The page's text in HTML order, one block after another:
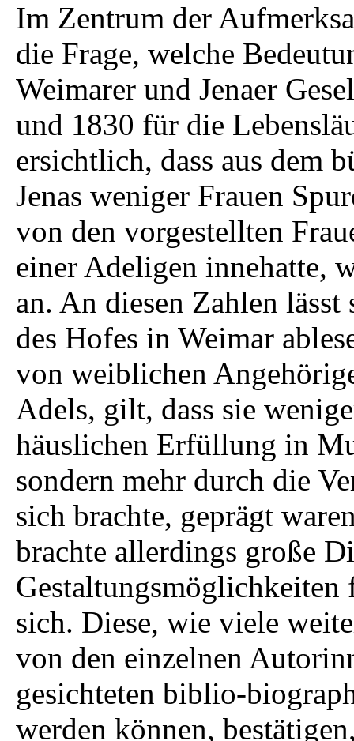
Im Zentrum der
die Frage, welche
Weimarer und Jenaer
und 1830 für die
ersichtlich, dass aus dem
Jenas weniger Frauen
von den vorgestellten
einer Adeligen innehatte,
an. An diesen Zahlen
des Hofes in Weimar
von weiblichen
Adels, gilt, dass sie
häuslichen Erfüllung in
sondern mehr durch die
sich brachte, geprägt
brachte allerdings große
Gestaltungsmöglichkeiten
sich. Diese, wie viele
von den einzelnen
gesichteten biblio-
werden können,